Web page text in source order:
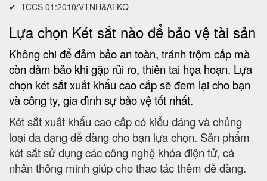
✔ TCCS 01:2010/VTNH&ATKQ
Lựa chọn Két sắt nào để bảo vệ tài sản
Không chi để đảm bảo an toàn, tránh trộm cắp mà
còn đảm bảo khi gặp rủi ro, thiên tai họa hoạn. Lựa
chọn két sắt xuất khẩu cao cấp sẽ đem lại cho bạn
và công ty, gia đình sự bảo vệ tốt nhất.
Két sắt xuất khẩu cao cấp có kiểu dáng và chủng
loại đa dạng dễ dàng cho bạn lựa chọn. Sản phẩm
két sắt sử dụng các công nghệ khóa điện tử, cá
nhân thông minh giúp cho thao tác thêm dễ dàng.